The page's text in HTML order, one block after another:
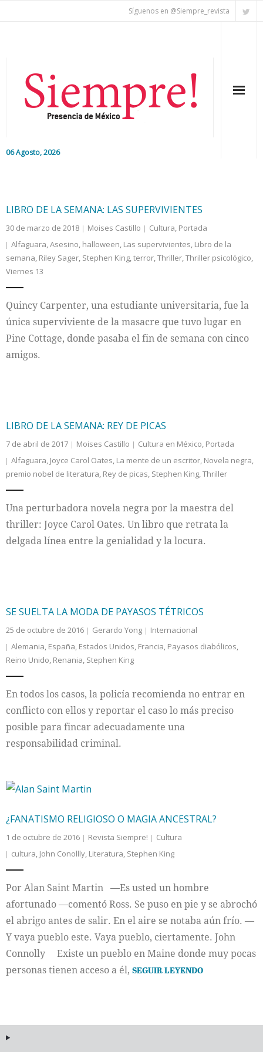
Síguenos en @Siempre_revista
06 Agosto, 2026
Nacional
Colaboradores
LIBRO DE LA SEMANA: LAS SUPERVIVIENTES
30 de marzo de 2018 Moises Castillo Cultura, Portada
Alfaguara,Asesino, halloween, Las supervivientes, Libro de la
semana, Riley Sager, Stephen King,terror,Thriller,Thriller psicológico,
Viernes 13
Quincy Carpenter, una estudiante universitaria, fue la
única superviviente de la masacre que tuvo lugar en
Pine Cottage, donde pasaba el fin de semana con cinco
amigos.
LIBRO DE LA SEMANA: REY DE PICAS
7 de abril de 2017 Moises Castillo Cultura en México, Portada
Alfaguara, Joyce Carol Oates, La mente de un escritor, Novela negra,
premio nobel de literatura, Rey de picas, Stephen King,Thriller
Una perturbadora novela negra por la maestra del
thriller: Joyce Carol Oates. Un libro que retrata la
delgada línea entre la genialidad y la locura.
SE SUELTA LA MODA DE PAYASOS TÉTRICOS
25 de octubre de 2016 Gerardo Yong
Internacional
Alemania, España, Estados Unidos, Francia, Payasos diabólicos,
Reino Unido, Renania, Stephen King
En todos los casos, la policía recomienda no entrar en
conflicto con ellos y reportar el caso lo más preciso
posible para fincar adecuadamente una
responsabilidad criminal.
¿FANATISMO RELIGIOSO O MAGIA ANCESTRAL?
1 de octubre de 2016 Revista Siempre!
Cultura
cultura, John Conollly, Literatura, Stephen King
Por Alan Saint Martin —Es usted un hombre
afortunado —comentó Ross. Se puso en pie y se abrochó
el abrigo antes de salir. En el aire se notaba aún frío. —
Y vaya pueblo este. Vaya pueblo, ciertamente. John
Connolly Existe un pueblo en Maine donde muy pocas
personas tienen acceso a él, SEGUIR LEYENDO